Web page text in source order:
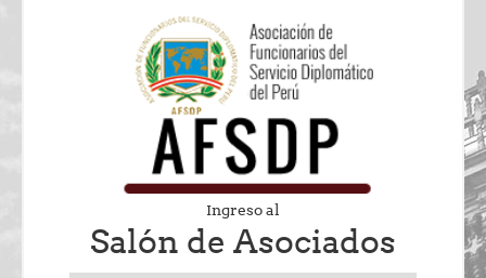
Ingreso al
Salón de Asociados